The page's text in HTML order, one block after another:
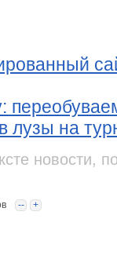
лузы на
новости,
-- +